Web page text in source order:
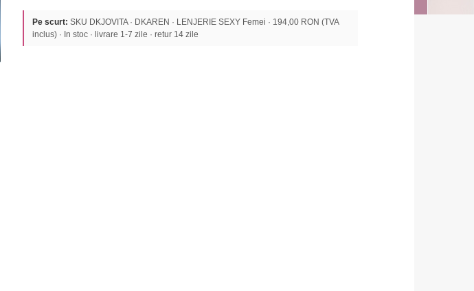
Pe scurt: SKU DKJOVITA · DKAREN · LENJERIE SEXY Femei · 194,00 RON (TVA
inclus) · In stoc · livrare 1-7 zile · retur 14 zile